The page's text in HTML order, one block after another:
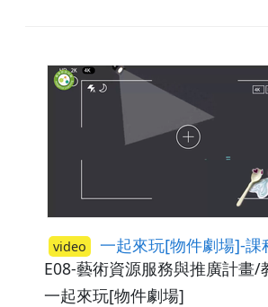
video 一起來玩[物件劇場]-課
E08-藝術資源服務與推廣計畫
一起來玩[物件劇場]